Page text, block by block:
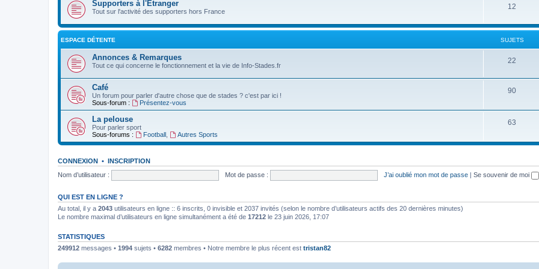
Supporters à l'Etranger
Tout sur l'activité des supporters hors France
12
ESPACE DÉTENTE SUJETS
Annonces & Remarques
Tout ce qui concerne le fonctionnement et la vie de Info-Stades.fr
22
Café
Un forum pour parler d'autre chose que de stades ? c'est par ici !
Sous-forum :
Présentez-vous
90
La pelouse
Pour parler sport
Sous-forums :
Football, Autres Sports
63
CONNEXION • INSCRIPTION
Nom d’utilisateur :
Mot de passe : J’ai oublié mon mot de passe | Se souvenir de moi
QUI EST EN LIGNE ?
Au total, il y a 2043 utilisateurs en ligne :: 6 inscrits, 0 invisible et 2037 invités (selon le nombre d’utilisateurs actifs des 20 dernières minutes)
Le nombre maximal d’utilisateurs en ligne simultanément a été de 17212 le 23 juin 2026, 17:07
STATISTIQUES
249912 messages • 1994 sujets • 6282 membres • Notre membre le plus récent est tristan82